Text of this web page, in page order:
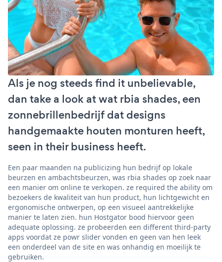
Als je nog steeds find it unbelievable,
dan take a look at wat rbia shades, een
zonnebrillenbedrijf dat designs
handgemaakte houten monturen heeft,
seen in their business heeft.
Een paar maanden na publicizing hun bedrijf op lokale
beurzen en ambachtsbeurzen, was rbia shades op zoek naar
een manier om online te verkopen. ze required the ability om
bezoekers de kwaliteit van hun product, hun lichtgewicht en
ergonomische ontwerpen, op een visueel aantrekkelijke
manier te laten zien. hun Hostgator bood hiervoor geen
adequate oplossing. ze probeerden een different third-party
apps voordat ze powr slider vonden en geen van hen leek
een onderdeel van de site en was onhandig en moeilijk te
gebruiken.